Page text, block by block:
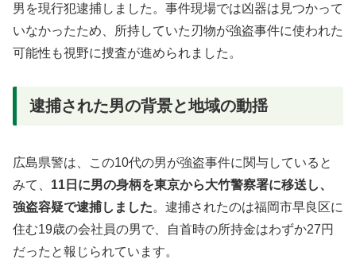
男を現行犯逮捕しました。事件現場では凶器は見つかって
いなかったため、所持していた刃物が強盗事件に使われた
可能性も視野に捜査が進められました。
逮捕された男の背景と地域の動揺
広島県警は、この10代の男が強盗事件に関与していると
みて、 11日に男の身柄を東京から大竹警察署に移送し、
強盗容疑で逮捕しました。逮捕されたのは福岡市早良区に
住む19歳の会社員の男で、自首時の所持金はわずか27円
だったと報じられています。